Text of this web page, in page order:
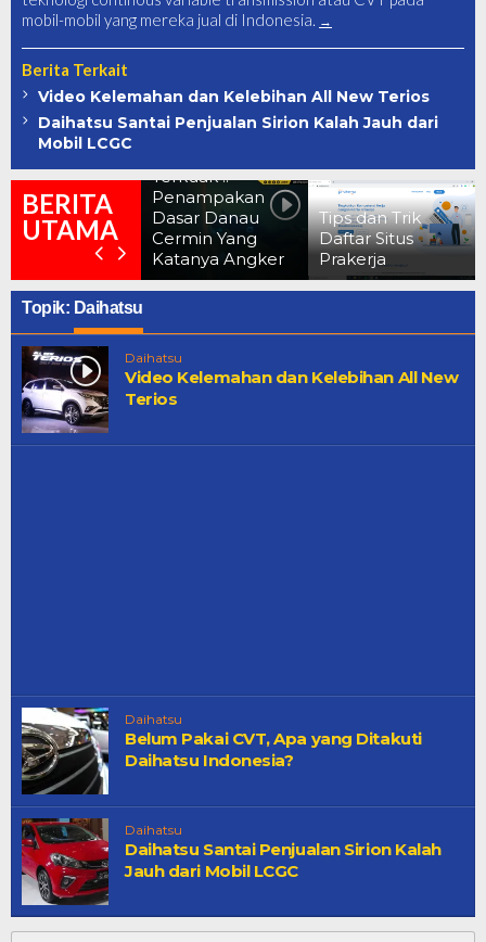
mobil-mobil yang mereka jual di Indonesia.
Berita Terkait
Video Kelemahan dan Kelebihan All New Terios
Daihatsu Santai Penjualan Sirion Kalah Jauh dari
Mobil LCGC
BERITA
UTAMA
Terkuak !!
Penampakan
Dasar Danau
Cermin Yang
Katanya Angker
Tips dan Trik
Daftar Situs
Prakerja
Topik: Daihatsu
Daihatsu
Video Kelemahan dan Kelebihan All New
Terios
Daihatsu
Belum Pakai CVT, Apa yang Ditakuti
Daihatsu Indonesia?
Daihatsu
Daihatsu Santai Penjualan Sirion Kalah
Jauh dari Mobil LCGC